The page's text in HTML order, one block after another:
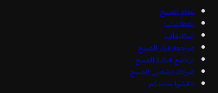
نظام المنتج
القطاعات
التكليفات
مراجعة قرار المنتج
برنامج قيادة المنتج
شريك تشغيل المنتج
ناقشوا منتجكم